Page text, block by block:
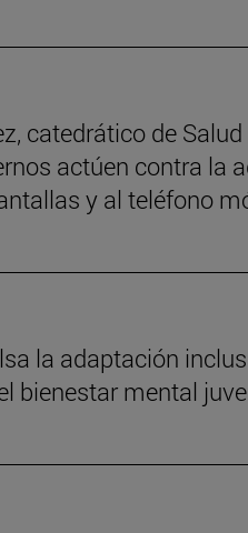
catedrático de Salud
actúen contra la
y al teléfono
la adaptación
bienestar mental